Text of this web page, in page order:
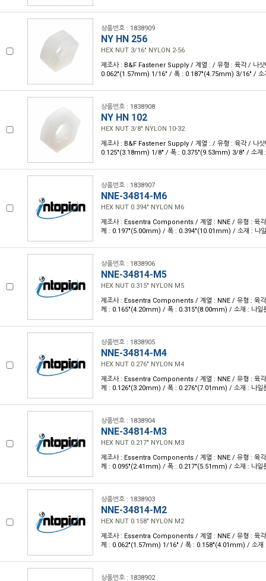
상품번호 : 1838909
NY HN 256
HEX NUT 3/16" NYLON 2-56
제조사 : B&F Fastener Supply / 계열 : / 유형 : 육각 / 나
0.062"(1.57mm) 1/16" / 폭 : 0.187"(4.75mm) 3/16" / 소
상품번호 : 1838908
NY HN 102
HEX NUT 3/8" NYLON 10-32
제조사 : B&F Fastener Supply / 계열 : / 유형 : 육각 / 나
0.125"(3.18mm) 1/8" / 폭 : 0.375"(9.53mm) 3/8" / 소재 :
상품번호 : 1838907
NNE-34814-M6
HEX NUT 0.394" NYLON M6
제조사 : Essentra Components / 계열 : NNE / 유형 : 육
께 : 0.197"(5.00mm) / 폭 : 0.394"(10.01mm) / 소재 : 나
상품번호 : 1838906
NNE-34814-M5
HEX NUT 0.315" NYLON M5
제조사 : Essentra Components / 계열 : NNE / 유형 : 육
께 : 0.165"(4.20mm) / 폭 : 0.315"(8.00mm) / 소재 : 나일
상품번호 : 1838905
NNE-34814-M4
HEX NUT 0.276" NYLON M4
제조사 : Essentra Components / 계열 : NNE / 유형 : 육
께 : 0.126"(3.20mm) / 폭 : 0.276"(7.01mm) / 소재 : 나일
상품번호 : 1838904
NNE-34814-M3
HEX NUT 0.217" NYLON M3
제조사 : Essentra Components / 계열 : NNE / 유형 : 육
께 : 0.095"(2.41mm) / 폭 : 0.217"(5.51mm) / 소재 : 나일
상품번호 : 1838903
NNE-34814-M2
HEX NUT 0.158" NYLON M2
제조사 : Essentra Components / 계열 : NNE / 유형 : 육
께 : 0.062"(1.57mm) 1/16" / 폭 : 0.158"(4.01mm) / 소재
상품번호 : 1838902